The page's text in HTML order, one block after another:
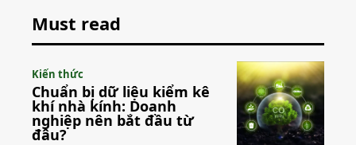
Must read
Kiến thức
Chuẩn bị dữ liệu kiểm kê
khí nhà kính: Doanh
nghiệp nên bắt đầu từ
đâu?